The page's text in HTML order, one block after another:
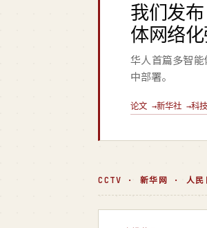
我们发布
体网络
华人首篇多智
中部署。
论文 →新华社 →科
CCTV · 新华网 · 人民